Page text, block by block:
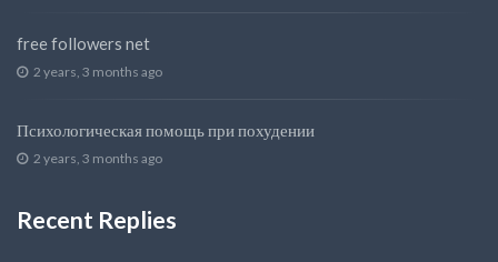
free followers net
2 years, 3 months ago
Психологическая помощь при похудении
2 years, 3 months ago
Recent Replies